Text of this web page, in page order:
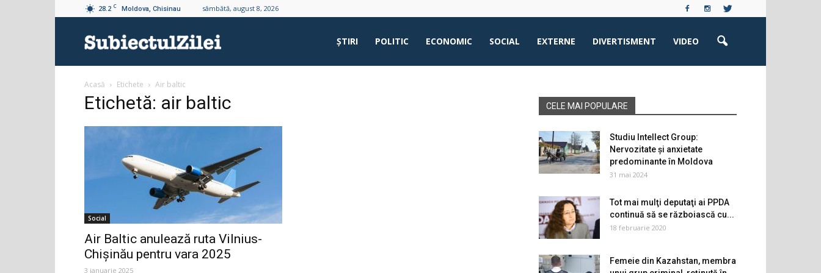
28.2 C Moldova, Chisinau sâmbătă, august 8, 2026
ŞTIRI POLITIC ECONOMIC SOCIAL EXTERNE DIVERTISMENT VIDEO
Acasă Etichete Air baltic
Etichetă: air baltic
Social
Air Baltic anulează ruta Vilnius-
Chișinău pentru vara 2025
3 ianuarie 2025
CELE MAI POPULARE
Studiu Intellect Group:
Nervozitate și anxietate
predominante în Moldova
31 mai 2024
Tot mai mulţi deputaţi ai PPDA
continuă să se războiască cu...
18 februarie 2020
Femeie din Kazahstan, membra